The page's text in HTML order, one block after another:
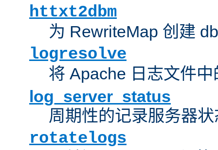
httxt2dbm
为 RewriteMap 创建
logresolve
将 Apache 日志文件
log_server_status
周期性的记录服务器
rotatelogs